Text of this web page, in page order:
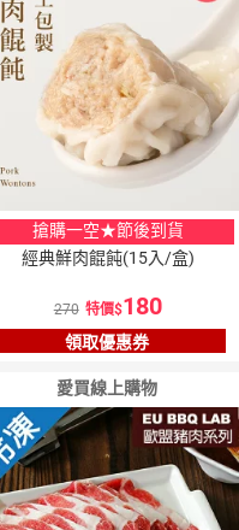
搶購一空★節後到貨
經典鮮肉餛飩(15入/盒)
270 特價 180
領取優惠券
愛買線上購物